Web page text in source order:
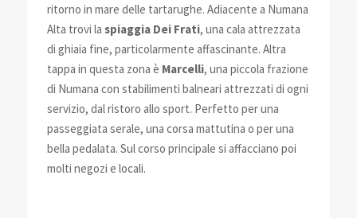
ritorno in mare delle tartarughe. Adiacente a Numana
Alta trovi la spiaggia Dei Frati, una cala attrezzata
di ghiaia fine, particolarmente affascinante. Altra
tappa in questa zona è Marcelli, una piccola frazione
di Numana con stabilimenti balneari attrezzati di ogni
servizio, dal ristoro allo sport. Perfetto per una
passeggiata serale, una corsa mattutina o per una
bella pedalata. Sul corso principale si affacciano poi
molti negozi e locali.